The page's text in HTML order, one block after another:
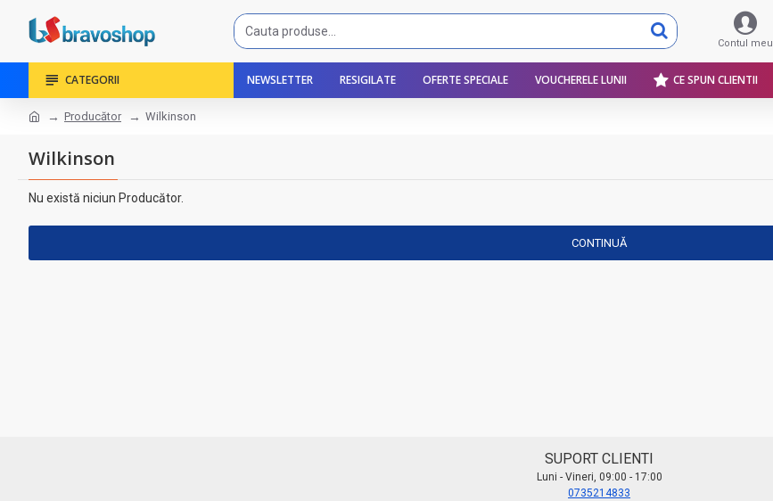
Contul meu
CATEGORII NEWSLETTER RESIGILATE OFERTE SPECIALE VOUCHERELE LUNII CE SPUN CLIENTII
Producător Wilkinson
Wilkinson
Nu există niciun Producător.
CONTINUĂ
SUPORT CLIENTI
Luni - Vineri, 09:00 - 17:00
0735214833